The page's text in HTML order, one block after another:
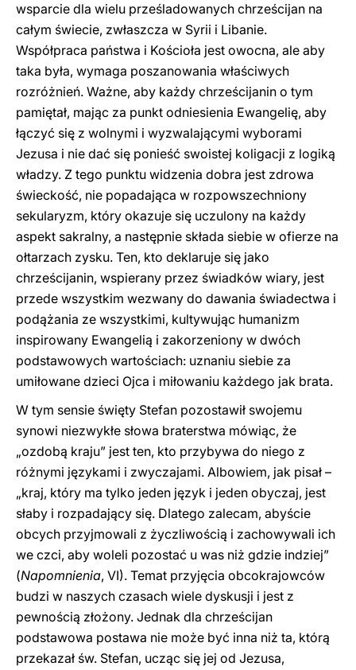
wsparcie dla wielu prześladowanych chrześcijan na
całym świecie, zwłaszcza w Syrii i Libanie.
Współpraca państwa i Kościoła jest owocna, ale aby
taka była, wymaga poszanowania właściwych
rozróżnień. Ważne, aby każdy chrześcijanin o tym
pamiętał, mając za punkt odniesienia Ewangelię, aby
łączyć się z wolnymi i wyzwalającymi wyborami
Jezusa i nie dać się ponieść swoistej koligacji z logiką
władzy. Z tego punktu widzenia dobra jest zdrowa
świeckość, nie popadająca w rozpowszechniony
sekularyzm, który okazuje się uczulony na każdy
aspekt sakralny, a następnie składa siebie w ofierze na
ołtarzach zysku. Ten, kto deklaruje się jako
chrześcijanin, wspierany przez świadków wiary, jest
przede wszystkim wezwany do dawania świadectwa i
podążania ze wszystkimi, kultywując humanizm
inspirowany Ewangelią i zakorzeniony w dwóch
podstawowych wartościach: uznaniu siebie za
umiłowane dzieci Ojca i miłowaniu każdego jak brata.
W tym sensie święty Stefan pozostawił swojemu
synowi niezwykłe słowa braterstwa mówiąc, że
„ozdobą kraju” jest ten, kto przybywa do niego z
różnymi językami i zwyczajami. Albowiem, jak pisał –
„kraj, który ma tylko jeden język i jeden obyczaj, jest
słaby i rozpadający się. Dlatego zalecam, abyście
obcych przyjmowali z życzliwością i zachowywali ich
we czci, aby woleli pozostać u was niż gdzie indziej”
(Napomnienia, VI). Temat przyjęcia obcokrajowców
budzi w naszych czasach wiele dyskusji i jest z
pewnością złożony. Jednak dla chrześcijan
podstawowa postawa nie może być inna niż ta, którą
przekazał św. Stefan, ucząc się jej od Jezusa,